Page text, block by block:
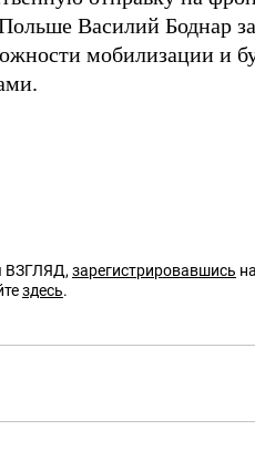
Василий Боднар
мобилизации и
ВЗГЛЯД, зарегистрировавшись
здесь.